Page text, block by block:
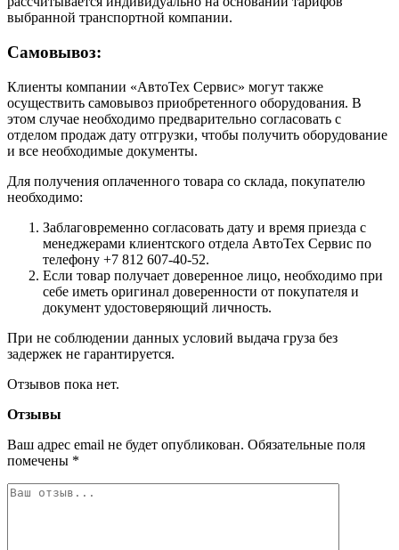
выбранной транспортной компании.
Самовывоз:
Клиенты компании «АвтоТех Сервис» могут также
осуществить самовывоз приобретенного оборудования. В
этом случае необходимо предварительно согласовать с
отделом продаж дату отгрузки, чтобы получить оборудование
и все необходимые документы.
Для получения оплаченного товара со склада, покупателю
необходимо:
Заблаговременно согласовать дату и время приезда с
менеджерами клиентского отдела АвтоТех Сервис по
телефону +7 812 607-40-52.
Если товар получает доверенное лицо, необходимо при
себе иметь оригинал доверенности от покупателя и
документ удостоверяющий личность.
При не соблюдении данных условий выдача груза без
задержек не гарантируется.
Отзывов пока нет.
Отзывы
Ваш адрес email не будет опубликован. Обязательные поля
помечены *